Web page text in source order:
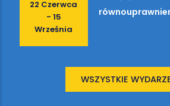
22 Czerwca
- 15
Września
WSZYSTKIE